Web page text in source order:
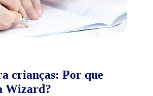
crianças: Por que
Wizard?